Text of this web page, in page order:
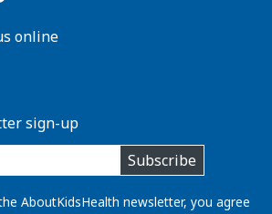
online
sign-up
Subscribe
AboutKidsHealth newsletter, you agree